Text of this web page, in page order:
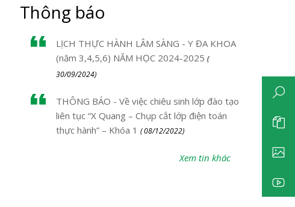
Thông báo
LỊCH THỰC HÀNH LÂM SÀNG - Y ĐA KHOA
(năm 3,4,5,6) NĂM HỌC 2024-2025 (
30/09/2024)
THÔNG BÁO - Về việc chiêu sinh lớp đào tạo
liên tục “X Quang – Chụp cắt lớp điện toán
thực hành” – Khóa 1 ( 08/12/2022)
Xem tin khác